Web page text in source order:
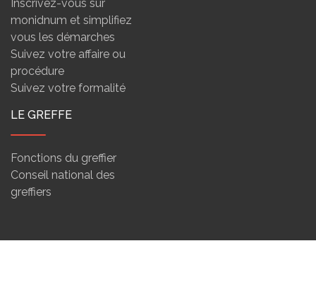
Inscrivez-vous sur
monidnum et simplifiez
vous les démarches
Suivez votre affaire ou
procédure
Suivez votre formalité
LE GREFFE
Fonctions du greffier
Conseil national des
greffiers